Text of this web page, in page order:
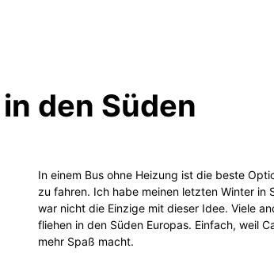
den Süden
In einem Bus ohne Heizung ist die beste
zu fahren. Ich habe meinen letzten Winter in
war nicht die Einzige mit dieser Idee. Viele
fliehen in den Süden Europas. Einfach, weil
mehr Spaß macht.